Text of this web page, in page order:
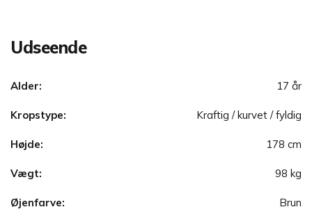
Udseende
Alder: 17 år
Kropstype: Kraftig / kurvet / fyldig
Højde: 178 cm
Vægt: 98 kg
Øjenfarve: Brun